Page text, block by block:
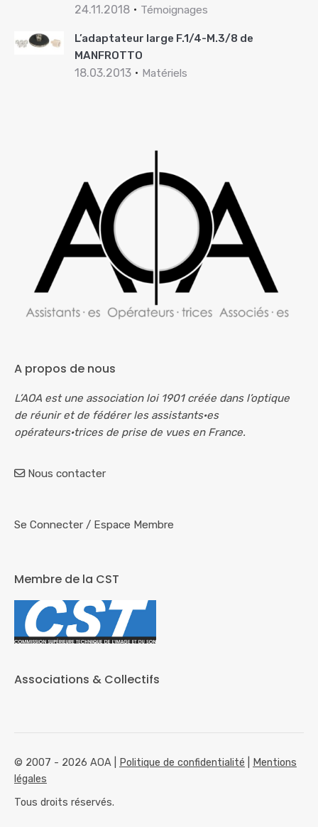
24.11.2018 Témoignages
L’adaptateur large F.1/4-M.3/8 de
MANFROTTO
18.03.2013 Matériels
A propos de nous
L’AOA est une association loi 1901 créée dans l’optique
de réunir et de fédérer les assistants·es
opérateurs·trices de prise de vues en France.
Nous contacter
Se Connecter / Espace Membre
Membre de la CST
Associations & Collectifs
© 2007 - 2026 AOA | Politique de confidentialité
Mentions
légales
Tous droits réservés.